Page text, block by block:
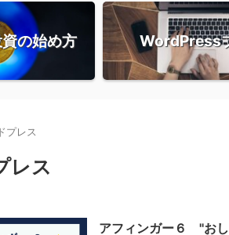
の始め方 WordPress
プレス
レス
アフィンガー６ ''お